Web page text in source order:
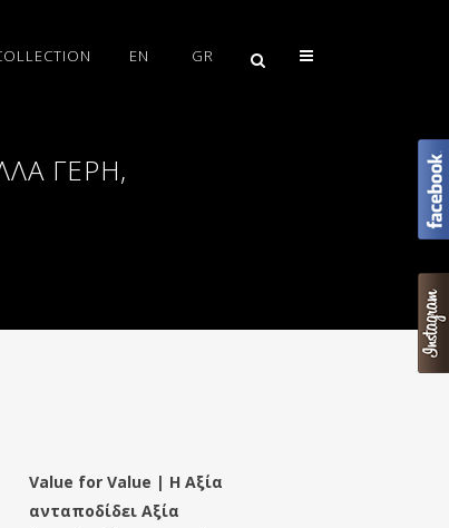
EN GR
ΓΕΡΉ,
Value for Value | Η Αξία
ανταποδίδει Αξία